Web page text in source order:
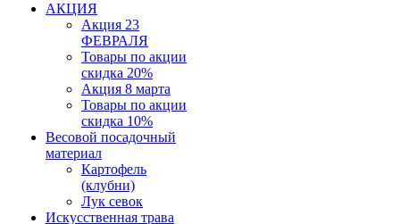
АКЦИЯ
Акция 23
ФЕВРАЛЯ
Товары по акции
скидка 20%
Акция 8 марта
Товары по акции
скидка 10%
Весовой посадочный
материал
Картофель
(клубни)
Лук севок
Искусственная трава